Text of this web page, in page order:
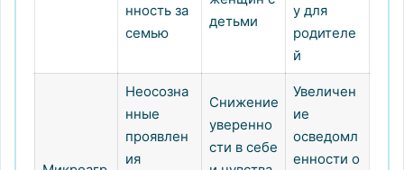
нность за
семью
детьми
у для
родителе
й
Неосозна
нные
проявлен
ия
Снижение
уверенно
сти в себе
Увеличен
ие
осведомл
енности о